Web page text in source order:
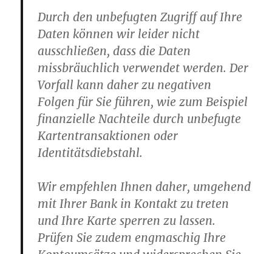
Durch den unbefugten Zugriff auf Ihre
Daten können wir leider nicht
ausschließen, dass die Daten
missbräuchlich verwendet werden. Der
Vorfall kann daher zu negativen
Folgen für Sie führen, wie zum Beispiel
finanzielle Nachteile durch unbefugte
Kartentransaktionen oder
Identitätsdiebstahl.
Wir empfehlen Ihnen daher, umgehend
mit Ihrer Bank in Kontakt zu treten
und Ihre Karte sperren zu lassen.
Prüfen Sie zudem engmaschig Ihre